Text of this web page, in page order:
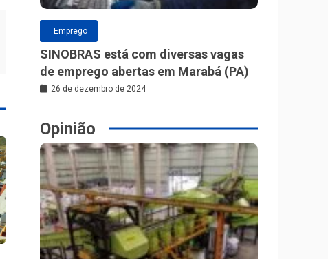
Emprego
SINOBRAS está com diversas vagas
de emprego abertas em Marabá (PA)
26 de dezembro de 2024
Opinião